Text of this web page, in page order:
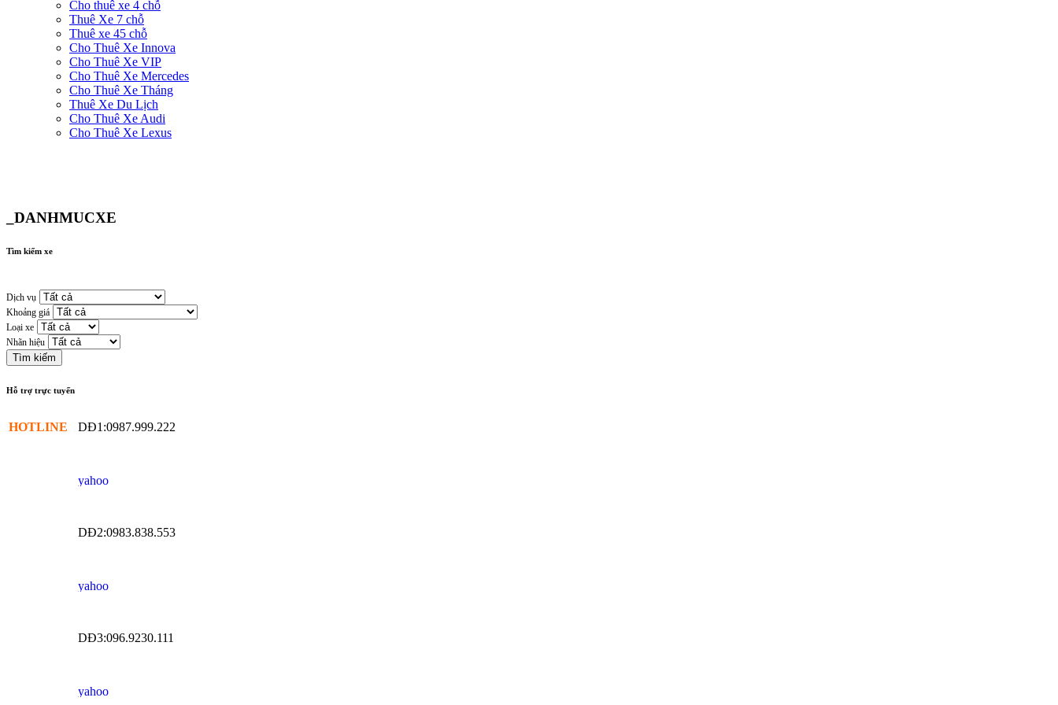
Cho thuê xe 4 chỗ
Thuê Xe 7 chỗ
Thuê xe 45 chỗ
Cho Thuê Xe Innova
Cho Thuê Xe VIP
Cho Thuê Xe Mercedes
Cho Thuê Xe Tháng
Thuê Xe Du Lịch
Cho Thuê Xe Audi
Cho Thuê Xe Lexus
_DANHMUCXE
Tìm kiếm xe
Dịch vụ
Khoảng giá
Loại xe
Nhãn hiệu
Hỗ trợ trực tuyến
HOTLINE DĐ1:0987.999.222
DĐ2:0983.838.553
DĐ3:096.9230.111